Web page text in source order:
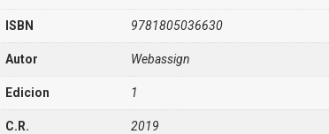
ISBN 9781805036630
Autor Webassign
Edicion 1
C.R. 2019